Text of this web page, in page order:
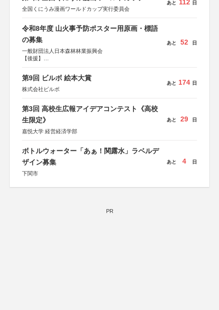
全国くにうみ漫画ワールドカップ実行委員会
あと 112 日
令和8年度 山火事予防ポスター用原画・標語
の募集
一般財団法人日本森林林業振興会
【後援】
会、森林火災対策協会
あと 52 日
第9回 ビルボ 絵本大賞
株式会社ビルボ
あと 174 日
第3回 高校生広報アイデアコンテスト《高校
生限定》
嘉悦大学 経営経済学部
あと 29 日
ボトルウォーター「あぁ！関露水」ラベルデ
ザイン募集
下関市
あと 4 日
PR